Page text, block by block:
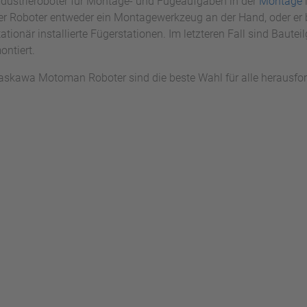
Roboter entweder ein Montagewerkzeug an der Hand, oder
installierte Fügerstationen. Im letzteren Fall sind
Motoman Roboter sind die beste Wahl für alle